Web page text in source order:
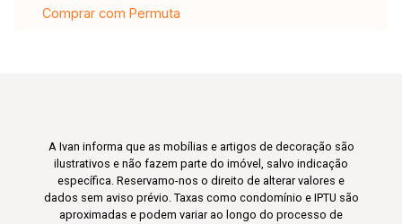
Comprar com Permuta
A Ivan informa que as mobílias e artigos de decoração são
ilustrativos e não fazem parte do imóvel, salvo indicação
específica. Reservamo-nos o direito de alterar valores e
dados sem aviso prévio. Taxas como condomínio e IPTU são
aproximadas e podem variar ao longo do processo de